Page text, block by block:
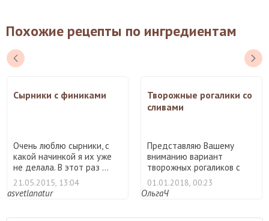
Похожие рецепты по ингредиентам
Сырники с финиками
Очень люблю сырники, с
какой начинкой я их уже
не делала. В этот раз ...
21.05.2015, 13:04
asvetlanatur
Творожные рогалики со
сливами
Представляю Вашему
вниманию вариант
творожных рогаликов с
начинкой и ...
01.01.2018, 00:23
ОльгаЧ